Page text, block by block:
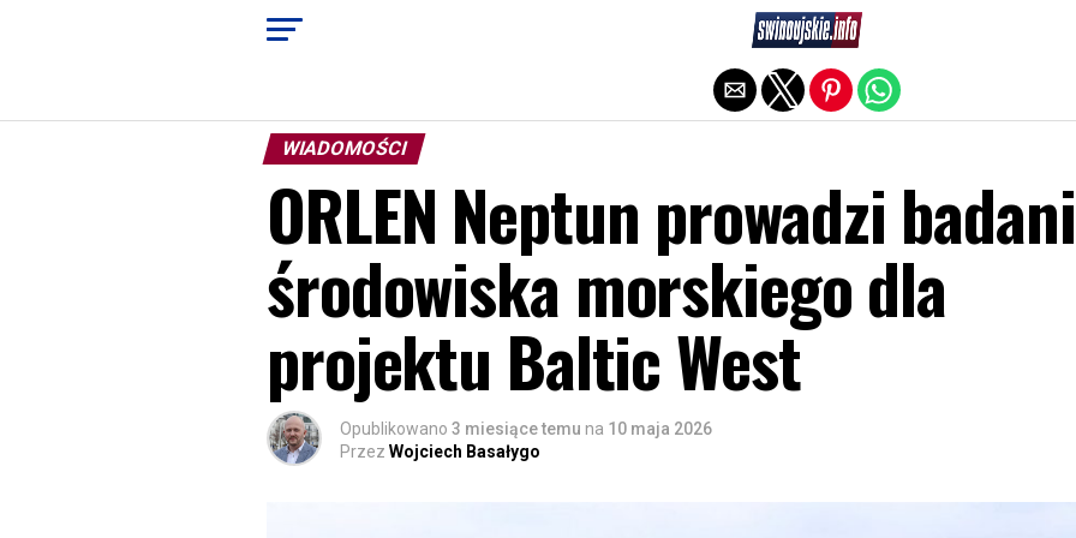
WIADOMOŚCI
ORLEN Neptun prowadzi
środowiska morskiego dla
projektu Baltic West
Opublikowano 3 miesiące temu na 10 maja 2026
Przez Wojciech Basałygo
Exit mobile version